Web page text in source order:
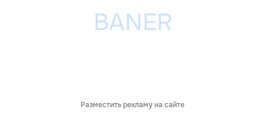
Разместить рекламу на сайте